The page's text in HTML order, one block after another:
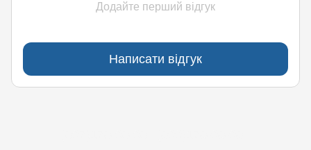
Додайте перший відгук
Написати відгук